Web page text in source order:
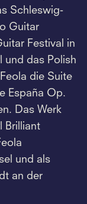
Schleswig-
Guitar
Festival in
und das Polish
die Suite
España Op.
Das Werk
Brilliant
und als
an der